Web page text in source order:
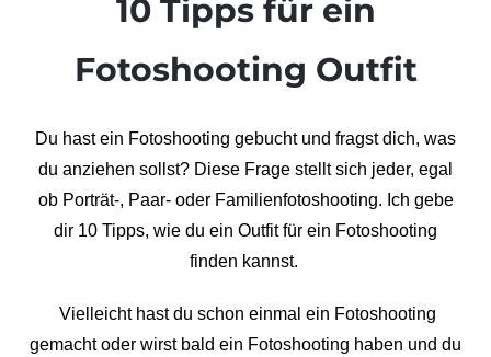
10 Tipps für ein
Fotoshooting Outfit
Du hast ein Fotoshooting gebucht und fragst dich, was
du anziehen sollst? Diese Frage stellt sich jeder, egal
ob Porträt-, Paar- oder Familienfotoshooting. Ich gebe
dir 10 Tipps, wie du ein Outfit für ein Fotoshooting
finden kannst.
Vielleicht hast du schon einmal ein Fotoshooting
gemacht oder wirst bald ein Fotoshooting haben und du